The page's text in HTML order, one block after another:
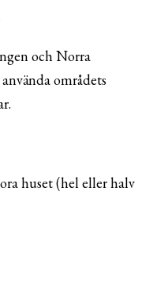
och Norra
områdets
huset (hel eller halv